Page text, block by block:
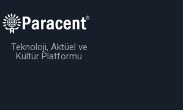
Teknoloji, Aktüel ve
Kültür Platformu